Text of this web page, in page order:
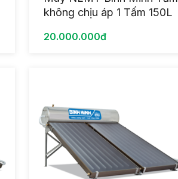
không chịu áp 1 Tấm 150L
20.000.000đ